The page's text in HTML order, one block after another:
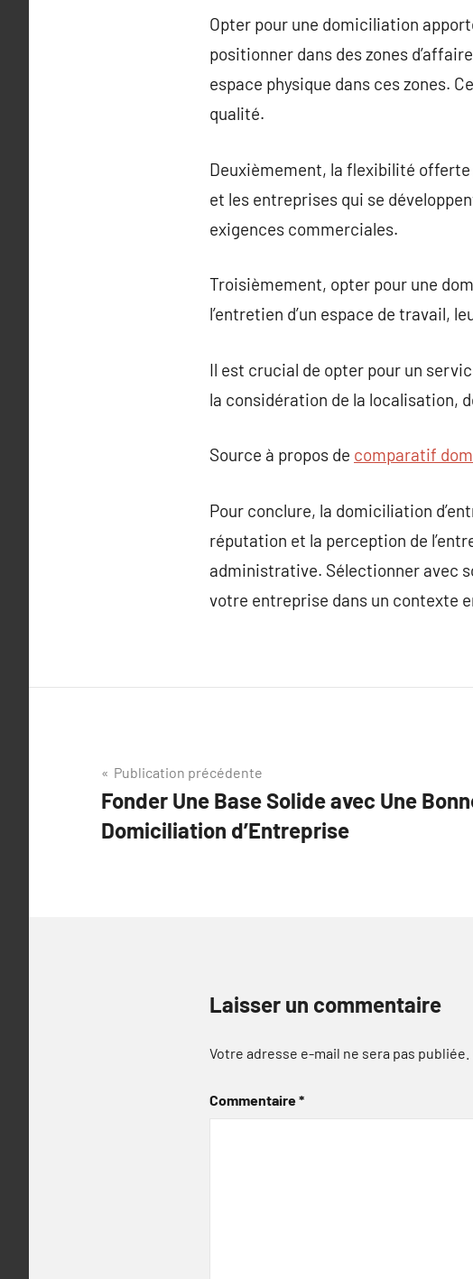
Opter pour une domiciliation
positionner dans des zones
espace physique dans ces zones.
qualité.
Deuxièmement, la flexibilité
et les entreprises qui se
exigences commerciales.
Troisièmement, opter pour une
l’entretien d’un espace de travail,
Il est crucial de opter pour un
la considération de la localisation,
Source à propos de comparatif
Pour conclure, la domiciliation
réputation et la perception de
administrative. Sélectionner avec
votre entreprise dans un contexte
Navigation
de
l’article
Publication précédente
Fonder Une Base Solide avec Une
Domiciliation d’Entreprise
Laisser un commentaire
Votre adresse e-mail ne sera pas publiée.
Commentaire*